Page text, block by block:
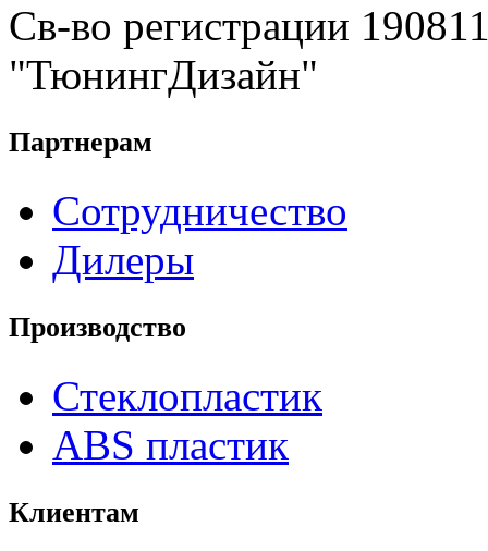
Св-во регистрации
"ТюнингДизайн"
Партнерам
Сотрудничество
Дилеры
Производство
Стеклопластик
ABS пластик
Клиентам